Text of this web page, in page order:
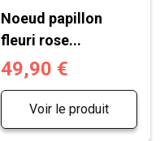
Noeud papillon
fleuri rose...
49,90 €
Voir le produit